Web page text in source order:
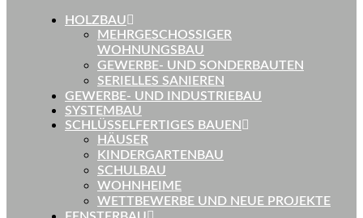
HOLZBAU
MEHRGESCHOSSIGER
WOHNUNGSBAU
GEWERBE- UND SONDERBAUTEN
SERIELLES SANIEREN
GEWERBE- UND INDUSTRIEBAU
SYSTEMBAU
SCHLÜSSELFERTIGES BAUEN
HÄUSER
KINDERGARTENBAU
SCHULBAU
WOHNHEIME
WETTBEWERBE UND NEUE PROJEKTE